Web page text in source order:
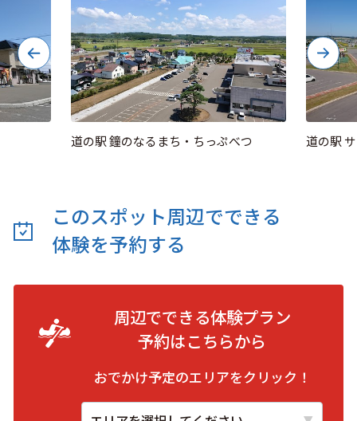
道の駅 鐘のなるまち・ちっぷべつ 道の駅
このスポット周辺でできる
体験を予約する
周辺でできる体験プラン
予約はこちらから
おでかけ予定のエリアをクリック！